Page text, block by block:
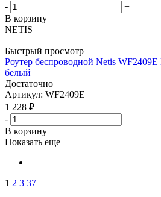
-
+
В корзину
NETIS
Быстрый просмотр
Роутер беспроводной Netis
белый
Достаточно
Артикул: WF2409E
1 228 ₽
-
+
В корзину
Показать еще
1 2 3 37